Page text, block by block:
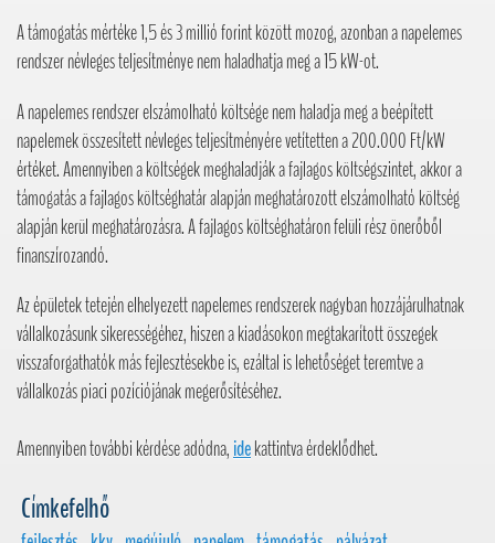
A támogatás mértéke 1,5 és 3 millió forint között mozog, azonban a napelemes
rendszer névleges teljesítménye nem haladhatja meg a 15 kW-ot.
A napelemes rendszer elszámolható költsége nem haladja meg a beépített
napelemek összesített névleges teljesítményére vetítetten a 200.000 Ft/kW
értéket. Amennyiben a költségek meghaladják a fajlagos költségszintet, akkor a
támogatás a fajlagos költséghatár alapján meghatározott elszámolható költség
alapján kerül meghatározásra. A fajlagos költséghatáron felüli rész önerőből
finanszírozandó.
Az épületek tetején elhelyezett napelemes rendszerek nagyban hozzájárulhatnak
vállalkozásunk sikerességéhez, hiszen a kiadásokon megtakarított összegek
visszaforgathatók más fejlesztésekbe is, ezáltal is lehetőséget teremtve a
vállalkozás piaci pozíciójának megerősítéséhez.
Amennyiben további kérdése adódna,idekattintva érdeklődhet.
Címkefelhő